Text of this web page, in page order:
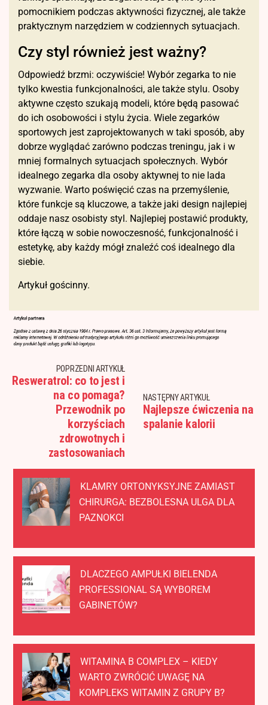
pomocnikiem podczas aktywności fizycznej, ale także
praktycznym narzędziem w codziennych sytuacjach.
Czy styl również jest ważny?
Odpowiedź brzmi: oczywiście! Wybór zegarka to nie
tylko kwestia funkcjonalności, ale także stylu. Osoby
aktywne często szukają modeli, które będą pasować
do ich osobowości i stylu życia. Wiele zegarków
sportowych jest zaprojektowanych w taki sposób, aby
dobrze wyglądać zarówno podczas treningu, jak i w
mniej formalnych sytuacjach społecznych. Wybór
idealnego zegarka dla osoby aktywnej to nie lada
wyzwanie. Warto poświęcić czas na przemyślenie,
które funkcje są kluczowe, a także jaki design najlepiej
oddaje nasz osobisty styl. Najlepiej postawić produkty,
które łączą w sobie nowoczesność, funkcjonalność i
estetykę, aby każdy mógł znaleźć coś idealnego dla
siebie.
Artykuł gościnny.
POPRZEDNI ARTYKUŁ
Resweratrol: co to jest i
na co pomaga?
Przewodnik po
korzyściach
zdrowotnych i
zastosowaniach
NASTĘPNY ARTYKUŁ
Najlepsze ćwiczenia na
spalanie kalorii
KLAMRY ORTONYKSYJNE ZAMIAST
CHIRURGA: BEZBOLESNA ULGA DLA
PAZNOKCI
DLACZEGO AMPUŁKI BIELENDA
PROFESSIONAL SĄ WYBOREM
GABINETÓW?
WITAMINA B COMPLEX – KIEDY
WARTO ZWRÓCIĆ UWAGĘ NA
KOMPLEKS WITAMIN Z GRUPY B?